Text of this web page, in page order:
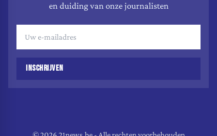
en duiding van onze journalisten
INSCHRIJVEN